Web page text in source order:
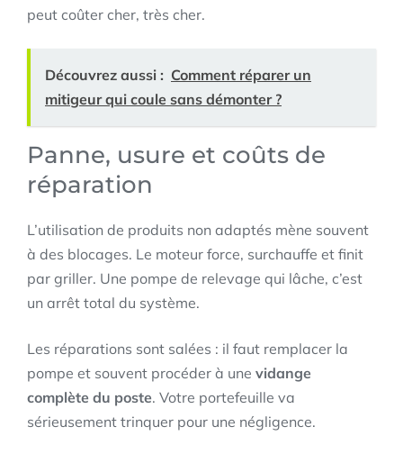
peut coûter cher, très cher.
Découvrez aussi : Comment réparer un
mitigeur qui coule sans démonter ?
Panne, usure et coûts de
réparation
L’utilisation de produits non adaptés mène souvent
à des blocages. Le moteur force, surchauffe et finit
par griller. Une pompe de relevage qui lâche, c’est
un arrêt total du système.
Les réparations sont salées : il faut remplacer la
pompe et souvent procéder à une vidange
complète du poste. Votre portefeuille va
sérieusement trinquer pour une négligence.